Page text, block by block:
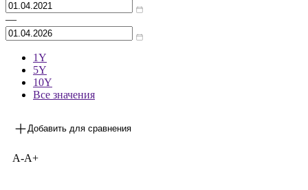
—
1Y
5Y
10Y
Все значения
Добавить для сравнения